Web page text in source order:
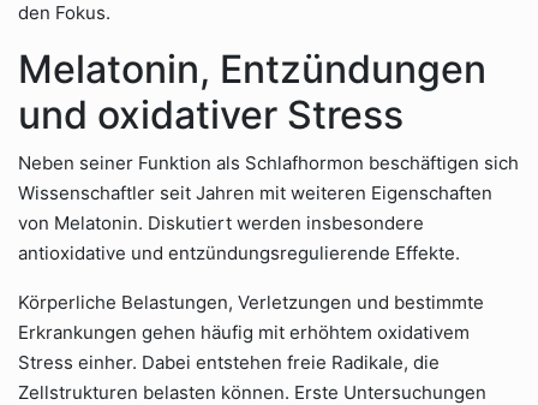
den Fokus.
Melatonin, Entzündungen
und oxidativer Stress
Neben seiner Funktion als Schlafhormon beschäftigen sich
Wissenschaftler seit Jahren mit weiteren Eigenschaften
von Melatonin. Diskutiert werden insbesondere
antioxidative und entzündungsregulierende Effekte.
Körperliche Belastungen, Verletzungen und bestimmte
Erkrankungen gehen häufig mit erhöhtem oxidativem
Stress einher. Dabei entstehen freie Radikale, die
Zellstrukturen belasten können. Erste Untersuchungen